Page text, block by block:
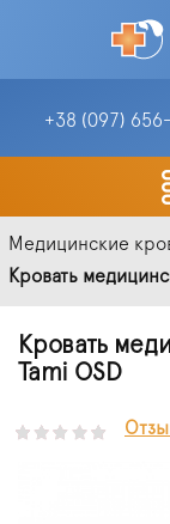
+38 (097)
Медицинские
Кровать
Кровать
Tami OSD